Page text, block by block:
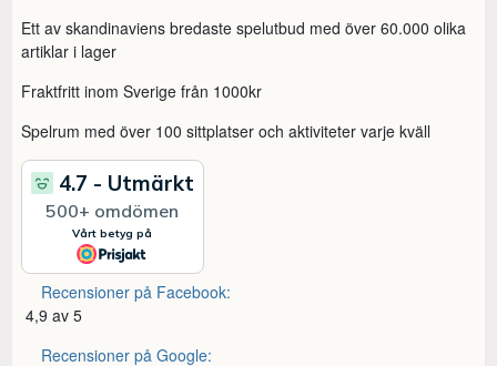
Ett av skandinaviens bredaste spelutbud med över 60.000 olika
artiklar i lager
Fraktfritt inom Sverige från 1000kr
Spelrum med över 100 sittplatser och aktiviteter varje kväll
Recensioner på Facebook:
4,9 av 5
Recensioner på Google: